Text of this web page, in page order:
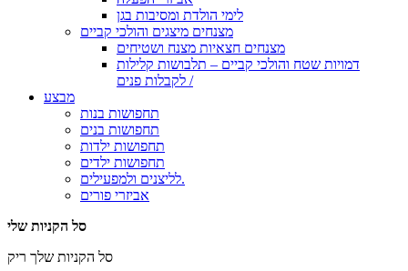
לימי הולדת ומסיבות בגן
מצנחים מיצגים והולכי קביים
מצנחים חצאיות מצנח ושטיחים
דמויות שטח והולכי קביים – תלבושות קלילות
לקבלות פנים /
מבצע
תחפושות בנות
תחפושות בנים
תחפושות ילדות
תחפושות ילדים
לליצנים ולמפעילים.
אביזרי פורים
סל הקניות שלי
סל הקניות שלך ריק